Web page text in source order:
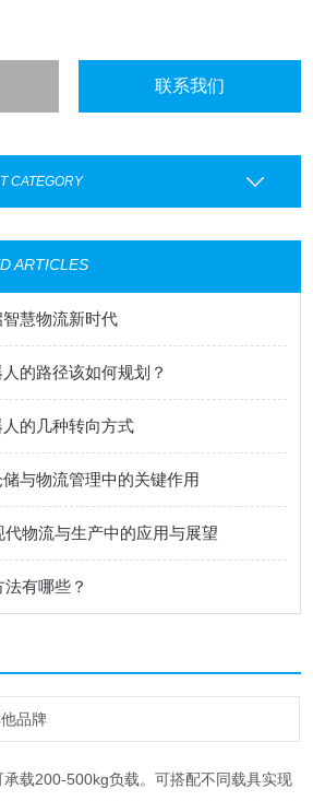
联系我们
CATEGORY
ARTICLES
慧物流新时代
的路径该如何规划？
的几种转向方式
与物流管理中的关键作用
物流与生产中的应用与展望
有哪些？
品牌
载200-500kg负载。可搭配不同载具实现